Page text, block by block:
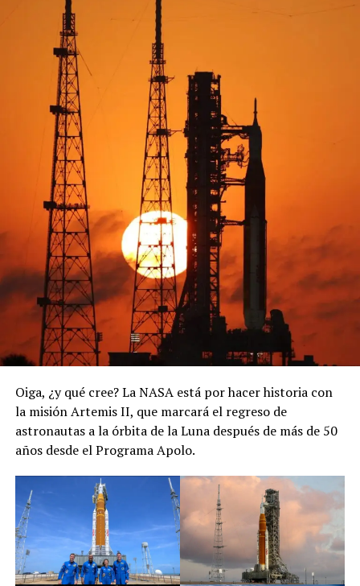
pasó por detrás del lado oculto de la Luna, provocando
cerca de 40 minutos de incomunicación total con la
Tierra. Durante ese lapso, los astronautas viajaron
completamente aislados, sin contacto con el control de
misión. Al restablecerse la señal, se espera la llegada de
imágenes inéditas del lado oculto del satélite,
incluyendo formaciones como la cuenca Orientale y
zonas clave del polo sur lunar, consideradas estratégicas
para futuras misiones.
Oiga, ¿y qué cree? La NASA está por hacer historia con
la misión Artemis II, que marcará el regreso de
astronautas a la órbita de la Luna después de más de 50
años desde el Programa Apolo.